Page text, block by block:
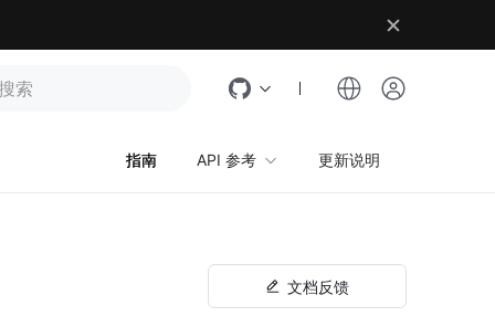
指南 API 参考 更新说明
文档反馈